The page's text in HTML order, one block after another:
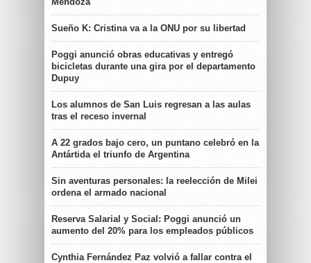
Sueño K: Cristina va a la ONU por su libertad
Poggi anunció obras educativas y entregó
bicicletas durante una gira por el departamento
Dupuy
Los alumnos de San Luis regresan a las aulas
tras el receso invernal
A 22 grados bajo cero, un puntano celebró en la
Antártida el triunfo de Argentina
Sin aventuras personales: la reelección de Milei
ordena el armado nacional
Reserva Salarial y Social: Poggi anunció un
aumento del 20% para los empleados públicos
Cynthia Fernández Paz volvió a fallar contra el